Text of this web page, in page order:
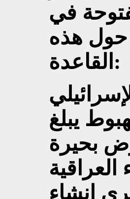
في
حول هذه
القاعدة:
يبلغ
أرض بحيرة
إنشاء